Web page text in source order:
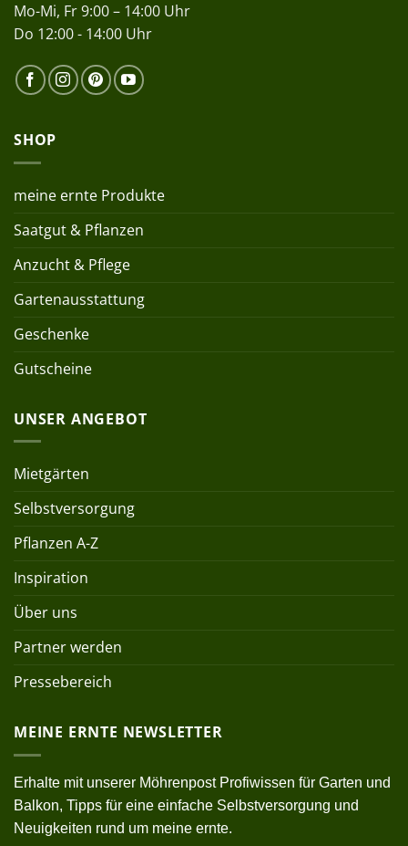
Mo-Mi, Fr 9:00 – 14:00 Uhr
Do 12:00 - 14:00 Uhr
SHOP
meine ernte Produkte
Saatgut & Pflanzen
Anzucht & Pflege
Gartenausstattung
Geschenke
Gutscheine
UNSER ANGEBOT
Mietgärten
Selbstversorgung
Pflanzen A-Z
Inspiration
Über uns
Partner werden
Pressebereich
MEINE ERNTE NEWSLETTER
Erhalte mit unserer Möhrenpost Profiwissen für Garten und
Balkon, Tipps für eine einfache Selbstversorgung und
Neuigkeiten rund um meine ernte.